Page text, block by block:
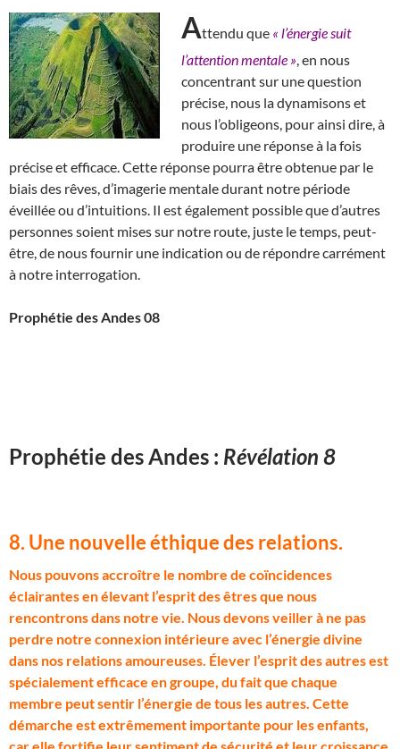
Attendu que « l’énergie suit
l’attention mentale » , en nous
concentrant sur une question
précise, nous la dynamisons et
nous l’obligeons, pour ainsi dire, à
produire une réponse à la fois
précise et efficace. Cette réponse pourra être obtenue par le
biais des rêves, d’imagerie mentale durant notre période
éveillée ou d’intuitions. Il est également possible que d’autres
personnes soient mises sur notre route, juste le temps, peut-
être, de nous fournir une indication ou de répondre carrément
à notre interrogation.
Prophétie des Andes 08
Prophétie des Andes : Révélation 8
8. Une nouvelle éthique des relations.
Nous pouvons accroître le nombre de coïncidences
éclairantes en élevant l’esprit des êtres que nous
rencontrons dans notre vie. Nous devons veiller à ne pas
perdre notre connexion intérieure avec l’énergie divine
dans nos relations amoureuses. Élever l’esprit des autres est
spécialement efficace en groupe, du fait que chaque
membre peut sentir l’énergie de tous les autres. Cette
démarche est extrêmement importante pour les enfants,
car elle fortifie leur sentiment de sécurité et leur croissance